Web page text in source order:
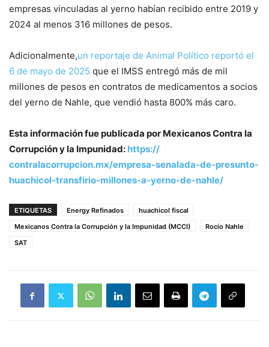
empresas vinculadas al yerno habían recibido entre 2019 y
2024 al menos 316 millones de pesos.
Adicionalmente,un reportaje de Animal Político reportó el
6 de mayo de 2025 que el IMSS entregó más de mil
millones de pesos en contratos de medicamentos a socios
del yerno de Nahle, que vendió hasta 800% más caro.
Esta información fue publicada por Mexicanos Contra la
Corrupción y la Impunidad: https://
contralacorrupcion.mx/empresa-senalada-de-presunto-
huachicol-transfirio-millones-a-yerno-de-nahle/
ETIQUETAS Energy Refinados
huachicol fiscal
Mexicanos Contra la Corrupción y la Impunidad (MCCI)
Rocío Nahle
SAT